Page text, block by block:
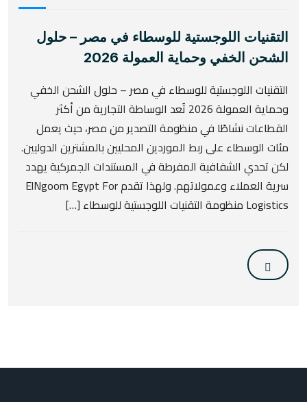
التقنيات اللوجستية للوسطاء في مصر – حلول
الشحن الخفي وحماية العمولة 2026
التقنيات اللوجستية للوسطاء في مصر – حلول الشحن الخفي
وحماية العمولة 2026 تُعد الوساطة التجارية من أكثر
القطاعات نشاطًا في منظومة التصدير من مصر، حيث يعمل
مئات الوسطاء على ربط الموردين المحليين بالمشترين الدوليين.
لكن تحدي الشفافية المفرطة في المستندات الجمركية يهدد
سرية العملاء وعمولاتهم. ولهذا تقدم ElNgoom Egypt For
Logistics منظومة التقنيات اللوجستية للوسطاء […]